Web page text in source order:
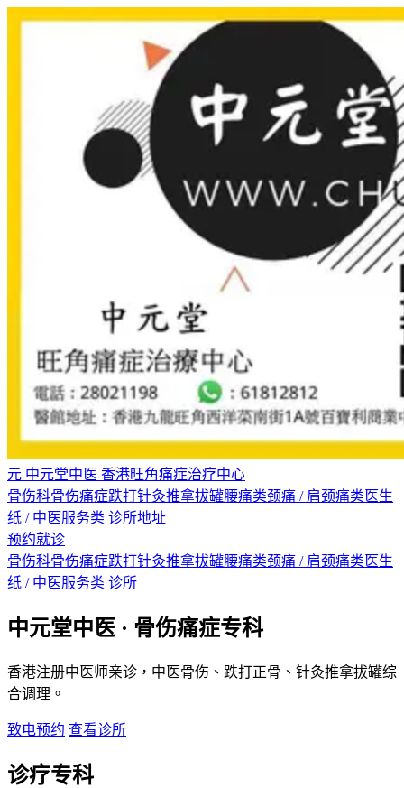
元 中元堂中医 香港旺角痛症治疗中心
骨伤科骨伤痛症跌打针灸推拿拔罐腰痛类颈痛 / 肩颈痛类 医生
纸 / 中医服务类 诊所地址
预约就诊
骨伤科骨伤痛症跌打针灸推拿拔罐腰痛类颈痛 / 肩颈痛类 医生
纸 / 中医服务类 诊所
中元堂中医 · 骨伤痛症专科
香港注册中医师亲诊，中医骨伤、跌打正骨、针灸推拿拔罐综
合调理。
致电预约 查看诊所
诊疗专科